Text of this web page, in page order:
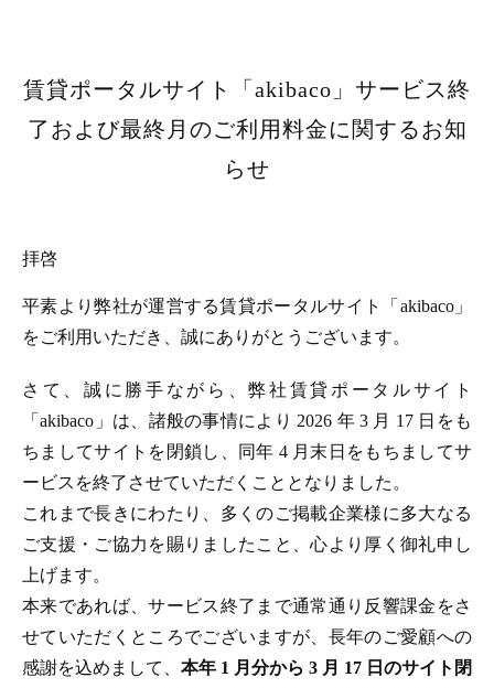
賃貸ポータルサイト「akibaco」サービス終
了および最終月のご利用料金に関するお知
らせ
拝啓
平素より弊社が運営する賃貸ポータルサイト「akibaco」
をご利用いただき、誠にありがとうございます。
さて、誠に勝手ながら、弊社賃貸ポータルサイト
「akibaco」は、諸般の事情により 2026 年 3 月 17 日をも
ちましてサイトを閉鎖し、同年 4 月末日をもちましてサ
ービスを終了させていただくこととなりました。
これまで長きにわたり、多くのご掲載企業様に多大なる
ご支援・ご協力を賜りましたこと、心より厚く御礼申し
上げます。
本来であれば、サービス終了まで通常通り反響課金をさ
せていただくところでございますが、長年のご愛顧への
感謝を込めまして、 本年 1 月分から 3 月 17 日のサイト閉